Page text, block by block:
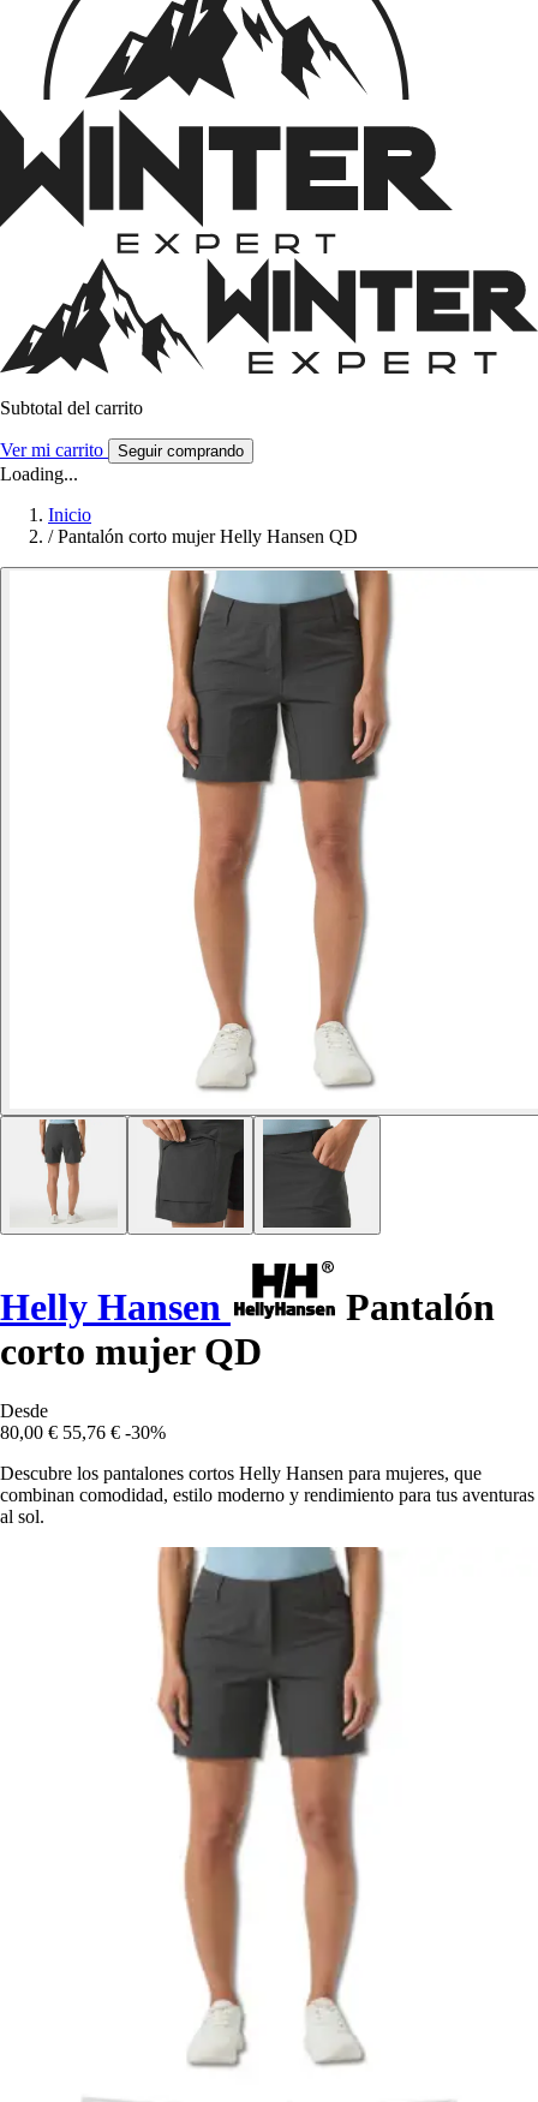
Subtotal del carrito
Ver mi carrito Seguir comprando
Loading...
Inicio
/ Pantalón corto mujer Helly Hansen QD
Helly Hansen
Pantalón
corto mujer QD
Desde
80,00 € 55,76 € -30%
Descubre los pantalones cortos Helly Hansen para mujeres, que
combinan comodidad, estilo moderno y rendimiento para tus aventuras
al sol.